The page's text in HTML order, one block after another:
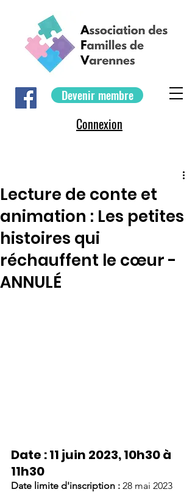
Devenir membre
Connexion
Lecture de conte et
animation : Les petites
histoires qui
réchauffent le cœur -
ANNULÉ
Date : 11 juin 2023, 10h30 à
11h30
Date limite d'inscription : 28 mai 2023